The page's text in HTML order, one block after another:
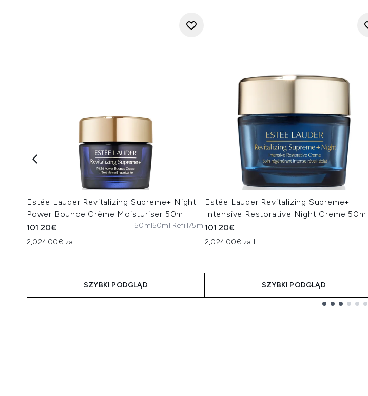
Estée Lauder Revitalizing Supreme+ Night
Power Bounce Crème Moisturiser 50ml
101.20€
2,024.00€ za L
50ml50ml Refill75ml
SZYBKI PODGLĄD
Estée Lauder Revitalizing Supreme+
Intensive Restorative Night Creme 50ml
101.20€
2,024.00€ za L
SZYBKI PODGLĄD